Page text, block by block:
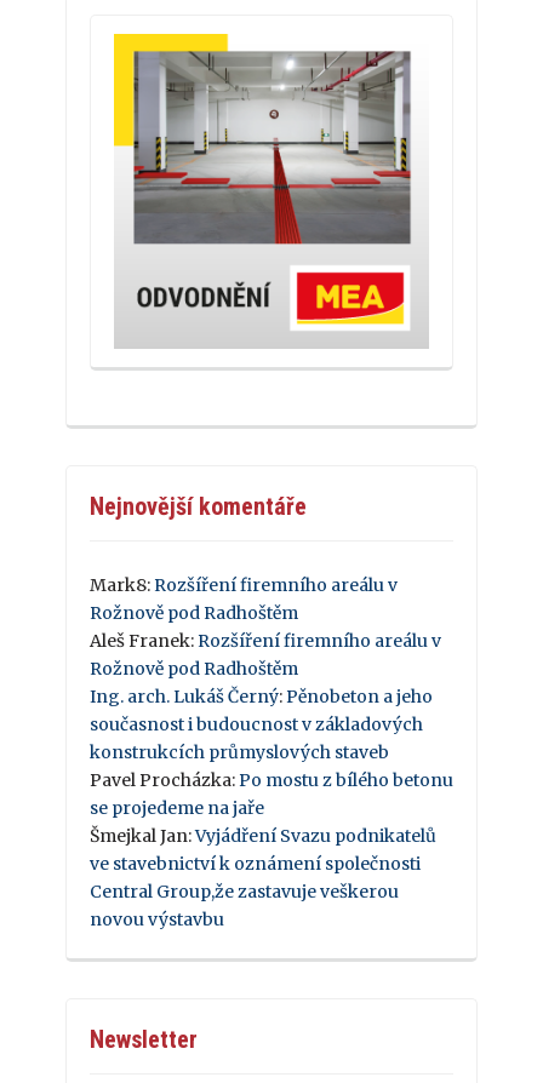
Nejnovější komentáře
Mark8: Rozšíření firemního areálu v
Rožnově pod Radhoštěm
Aleš Franek: Rozšíření firemního areálu v
Rožnově pod Radhoštěm
Ing. arch. Lukáš Černý: Pěnobeton a jeho
současnost i budoucnost v základových
konstrukcích průmyslových staveb
Pavel Procházka: Po mostu z bílého betonu
se projedeme na jaře
Šmejkal Jan:Vyjádření Svazu podnikatelů
ve stavebnictví k oznámení společnosti
Central Group,že zastavuje veškerou
novou výstavbu
Newsletter